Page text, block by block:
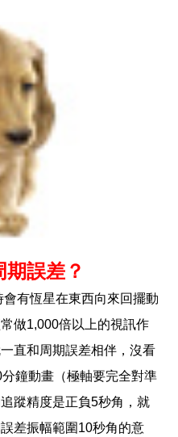
期誤差 ？
有恆星在東西向來回擺動
做1,000倍以上的視訊作
直和周期誤差相伴，沒看
鐘動畫（極軸要完全對準
蹤精度是正負5秒角，就
差振幅範圍10秒角的意